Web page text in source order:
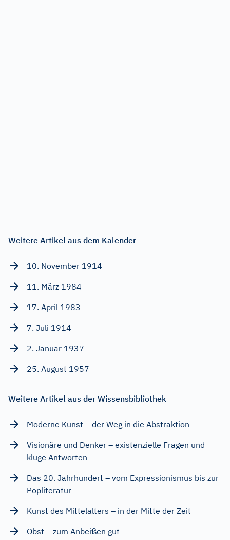
Weitere Artikel aus dem Kalender
10. November 1914
11. März 1984
17. April 1983
7. Juli 1914
2. Januar 1937
25. August 1957
Weitere Artikel aus der Wissensbibliothek
Moderne Kunst – der Weg in die Abstraktion
Visionäre und Denker – existenzielle Fragen und
kluge Antworten
Das 20. Jahrhundert – vom Expressionismus bis zur
Popliteratur
Kunst des Mittelalters – in der Mitte der Zeit
Obst – zum Anbeißen gut